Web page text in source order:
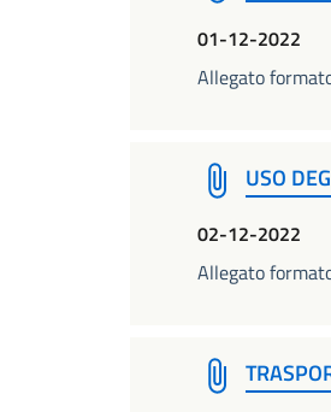
01-12-2022
Allegato
USO
02-12-2022
Allegato